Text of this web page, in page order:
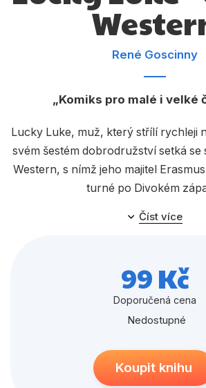
Dárkové publikace
Dárkové zboží
Komiks
Křížovky
Populárně - naučná pro
Populárně - naučné pro děti
Příroda a zahrada
René Goscinny
Komiks pro malé i velké
Lucky Luke, muž, který střílí rychleji
svém šestém dobrodružství setká se
Western, s nímž jeho majitel
turné po Divokém
Číst více
99 Kč
Doporučená cena
Nedostupné
Koupit knihu